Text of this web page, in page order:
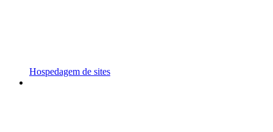
Hospedagem de sites